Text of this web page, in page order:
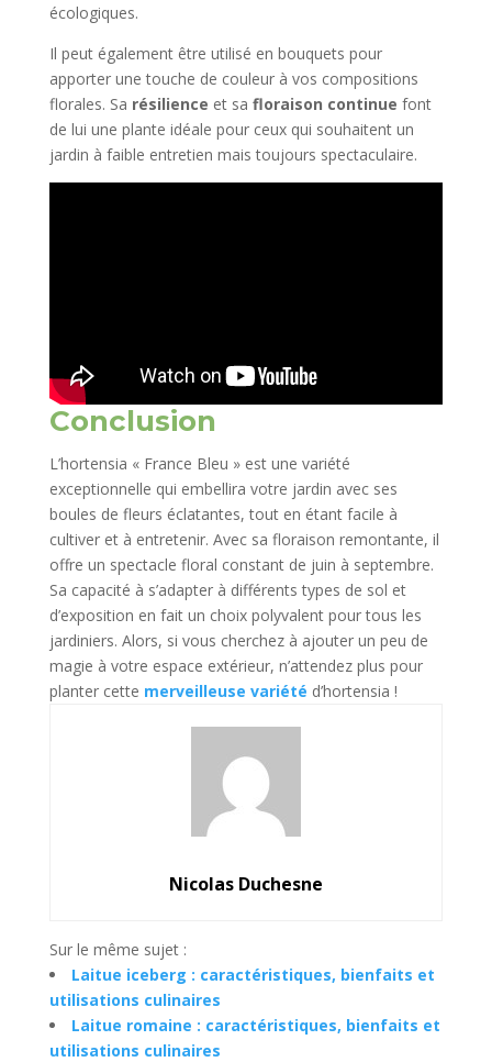
écologiques.
Il peut également être utilisé en bouquets pour
apporter une touche de couleur à vos compositions
florales. Sa résilience et sa floraison continue font
de lui une plante idéale pour ceux qui souhaitent un
jardin à faible entretien mais toujours spectaculaire.
Conclusion
L’hortensia « France Bleu » est une variété
exceptionnelle qui embellira votre jardin avec ses
boules de fleurs éclatantes, tout en étant facile à
cultiver et à entretenir. Avec sa floraison remontante, il
offre un spectacle floral constant de juin à septembre.
Sa capacité à s’adapter à différents types de sol et
d’exposition en fait un choix polyvalent pour tous les
jardiniers. Alors, si vous cherchez à ajouter un peu de
magie à votre espace extérieur, n’attendez plus pour
planter cette merveilleuse variété d’hortensia !
Nicolas Duchesne
Sur le même sujet :
Laitue iceberg : caractéristiques, bienfaits et
utilisations culinaires
Laitue romaine : caractéristiques, bienfaits et
utilisations culinaires